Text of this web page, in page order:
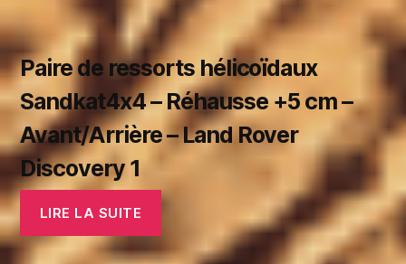
Paire de ressorts hélicoïdaux
Sandkat4x4 – Réhausse +5 cm –
Avant/Arrière – Land Rover
Discovery 1
LIRE LA SUITE